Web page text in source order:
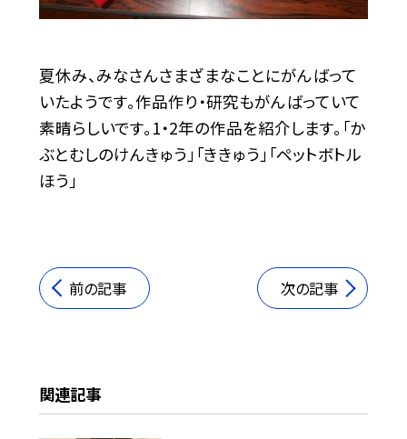
夏休み、みなさんさまざまなことにがんばって
いたようです。作品作り・研究もがんばっていて
素晴らしいです。1・2年の作品を紹介します。「か
ぶとむしのけんきゅう」「ききゅう」「ペットボトル
ほう」
前の記事 次の記事
関連記事